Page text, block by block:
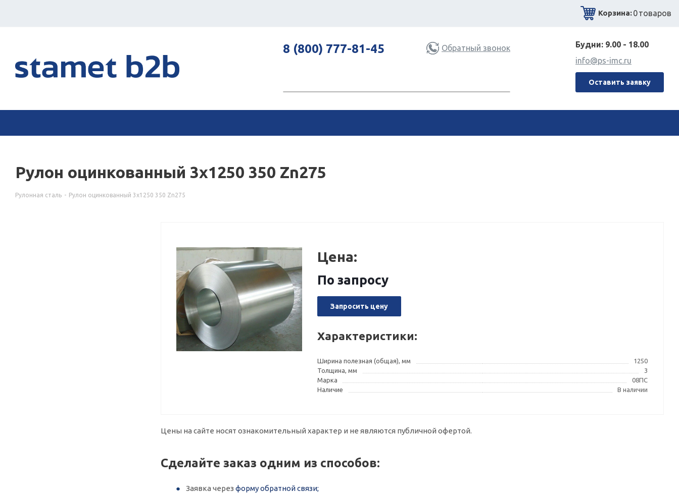
Корзина:0товаров
8 (800) 777-81-45 Обратный звонок
Будни: 9.00 - 18.00
info@ps-imc.ru
Оставить заявку
Рулон оцинкованный 3х1250 350 Zn275
Рулонная сталь - Рулон оцинкованный 3х1250 350 Zn275
Цена:
По запросу
Запросить цену
Характеристики:
Ширина полезная (общая), мм
1250
Толщина, мм
3
Марка
08ПС
Наличие
В наличии
Цены на сайте носят ознакомительный характер и не являются публичной офертой.
Сделайте заказ одним из способов:
Заявка через форму обратной связи;